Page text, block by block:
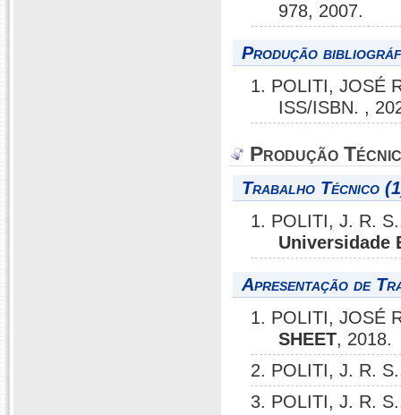
978, 2007.
Produção
1. POLITI, JOSÉ
ISS/ISBN. ,
Produção
Trabalho Técnico
1. POLITI, J. R.
Universidade
Apresentação de
1. POLITI, JOSÉ
SHEET, 2018.
2. POLITI, J. R.
3. POLITI, J. R.